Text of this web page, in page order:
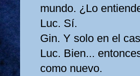
mundo. ¿Lo
Luc. Sí.
Gin. Y solo en el
Luc. Bien...
como nuevo.